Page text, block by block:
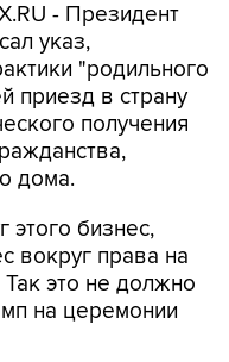
- Президент
указ,
"родильного
приезд в страну
получения
дома.
этого бизнес,
вокруг права на
это не должно
на церемонии